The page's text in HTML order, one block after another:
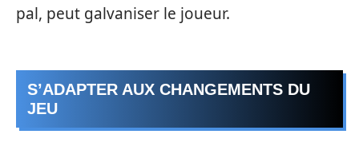
pal, peut galvaniser le joueur.
S’ADAPTER AUX CHANGEMENTS DU
JEU